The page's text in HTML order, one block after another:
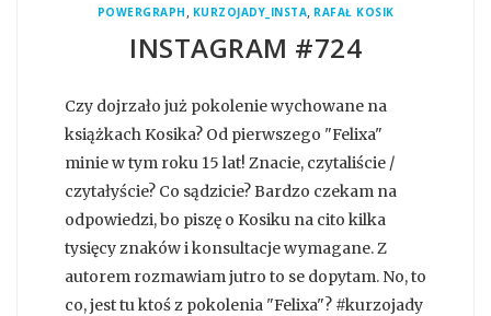
POWERGRAPH , KURZOJADY_INSTA, RAFAŁ KOSIK
INSTAGRAM #724
Czy dojrzało już pokolenie wychowane na
książkach Kosika? Od pierwszego "Felixa"
minie w tym roku 15 lat! Znacie, czytaliście /
czytałyście? Co sądzicie? Bardzo czekam na
odpowiedzi, bo piszę o Kosiku na cito kilka
tysięcy znaków i konsultacje wymagane. Z
autorem rozmawiam jutro to se dopytam. No, to
co, jest tu ktoś z pokolenia "Felixa"? #kurzojady